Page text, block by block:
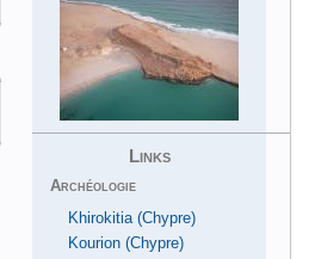
Links
Archéologie
Khirokitia (Chypre)
Kourion (Chypre)